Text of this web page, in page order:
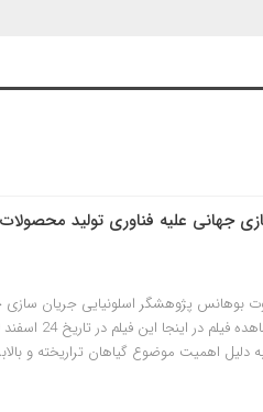
جهانی علیه فناوری تولید محصولات
بوهانس پژوهشگر اسلونیایی جریان سازی
دلیل اهمیت موضوع گیاهان تراریخته و